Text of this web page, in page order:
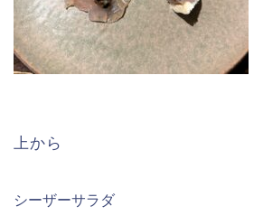
上から
シーザーサラダ